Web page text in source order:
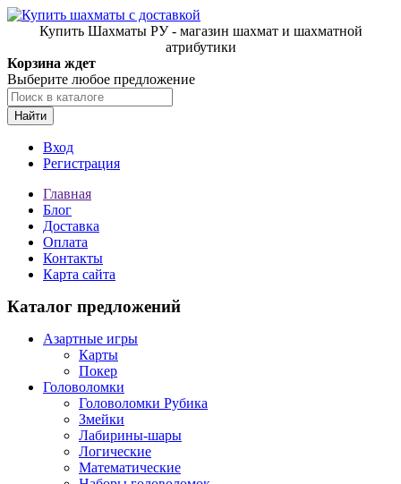
Купить Шахматы РУ - магазин шахмат и шахматной
атрибутики
Корзина ждет
Выберите любое предложение
Найти
Вход
Регистрация
Главная
Блог
Доставка
Оплата
Контакты
Карта сайта
Каталог предложений
Азартные игры
Карты
Покер
Головоломки
Головоломки Рубика
Змейки
Лабирины-шары
Логические
Математические